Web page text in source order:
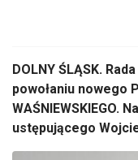
DOLNY ŚLĄSK.
powołaniu nowego
WAŚNIEWSKIEGO.
ustępującego